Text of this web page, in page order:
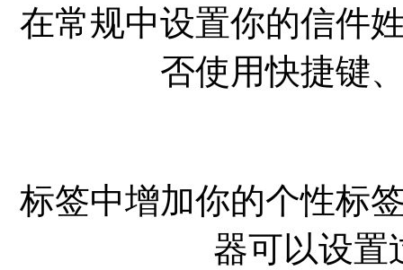
在常规中设置你的信件
否使用快捷键
标签中增加你的个性标
器可以设置